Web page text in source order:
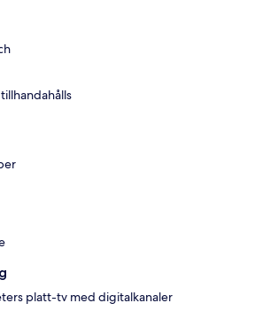
platt-tv med digitalkanaler